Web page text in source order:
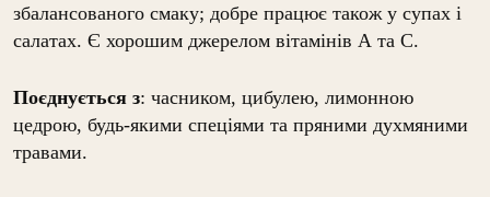
збалансованого смаку; добре працює також у супах і
салатах. Є хорошим джерелом вітамінів А та С.
Поєднується з: часником, цибулею, лимонною
цедрою, будь-якими спеціями та пряними духмяними
травами.